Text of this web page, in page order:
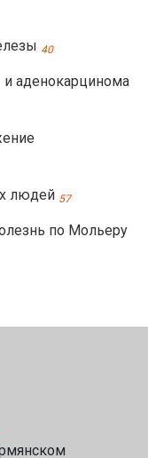
40
аденокарцинома
людей 57
по Мольеру